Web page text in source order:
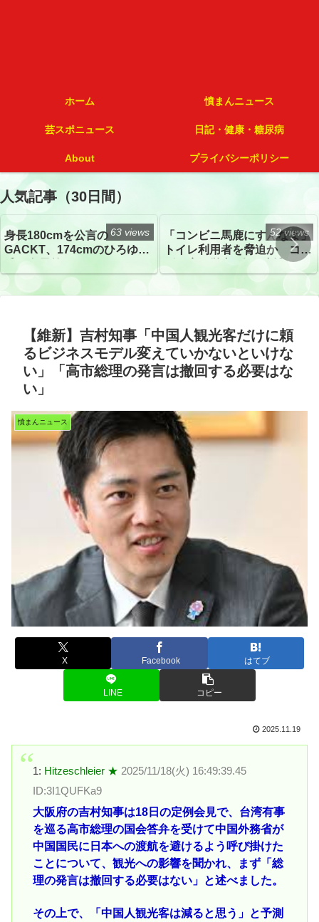
ホーム 憤まんニュース
芸スポニュース 日記・健康・糖尿病
About プライバシーポリシー
人気記事（30日間）
身長180cmを公言の
GACKT、174cmのひろゆき
トざわつき イベントでの写
真が話題
63 views
「コンビニ馬鹿にすんなよ」
トイレ利用者を脅迫か コン
52 views
【維新】吉村知事「中国人観光客だけに頼
るビジネスモデル変えていかないといけな
い」「高市総理の発言は撤回する必要はな
い」
憤まんニュース
X Facebook はてブ
LINE コピー
2025.11.19
1: Hitzeschleier ★ 2025/11/18(火) 16:49:39.45
ID:3I1QUFKa9
大阪府の吉村知事は18日の定例会見で、台湾有事
を巡る高市総理の国会答弁を受けて中国外務省が
中国国民に日本への渡航を避けるよう呼び掛けた
ことについて、観光への影響を聞かれ、まず「総
理の発言は撤回する必要はない」と述べました。
その上で、「中国人観光客は減ると思う」と予測